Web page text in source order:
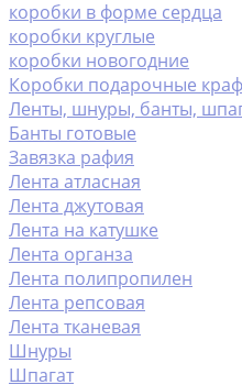
коробки в форме сердца
коробки круглые
коробки новогодние
Коробки подарочные
Ленты, шнуры, банты,
Банты готовые
Завязка рафия
Лента атласная
Лента джутовая
Лента на катушке
Лента органза
Лента полипропилен
Лента репсовая
Лента тканевая
Шнуры
Шпагат